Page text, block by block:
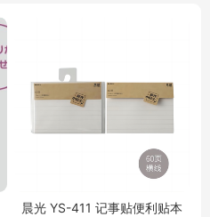
晨光 YS-411 记事贴便利贴本